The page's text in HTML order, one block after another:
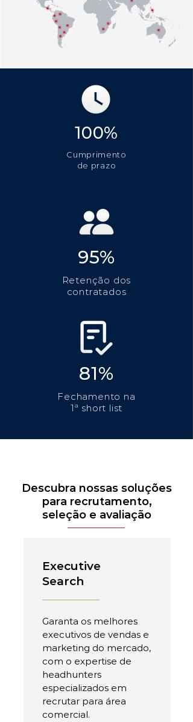
100%
Cumprimento
de prazo
95%
Retenção dos
contratados
81%
Fechamento na
1ª short list
Descubra nossas soluções
para recrutamento,
seleção e avaliação
Executive
Search
Garanta os melhores
executivos de vendas e
marketing do mercado,
com o expertise de
headhunters
especializados em
recrutar para área
comercial.